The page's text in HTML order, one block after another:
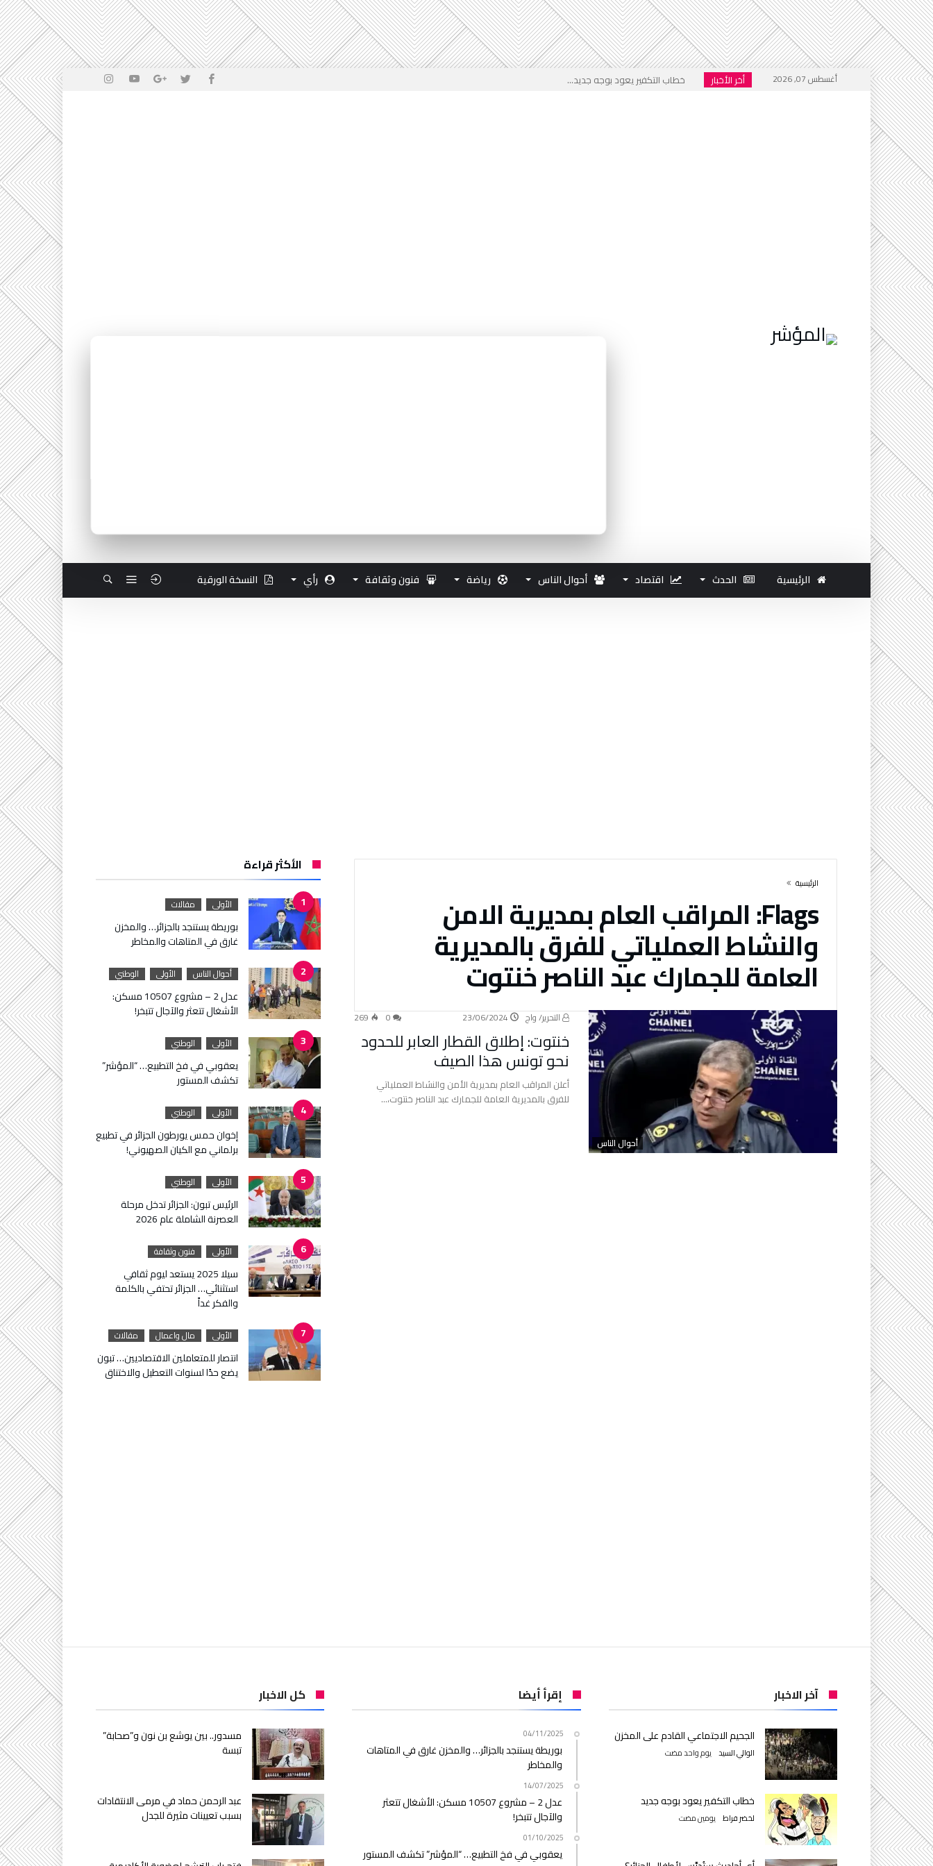
أغسطس 07, 2026 أخر الأخبار
خطاب التكفير يعود بوجه جديد...
الرئيسية الحدث اقتصاد أحوال الناس رياضة فنون وثقافة رأي النسخة الورقية
‫الرئيسية‬
Flags: المراقب العام بمديرية الامن
والنشاط العملياتي للفرق بالمديرية
العامة للجمارك عبد الناصر خنتوت
أحوال الناس
التحرير/ واج 23/06/2024
269
خنتوت: إطلاق القطار العابر للحدود
نحو تونس هذا الصيف
أعلن المراقب العام بمديرية الأمن والنشاط العملياتي
للفرق بالمديرية العامة للجمارك عبد الناصر خنتوت،…
الأكثر قراءة
الأولى مقالات
بوريطة يستنجد بالجزائر… والمخزن
غارق في المتاهات والمخاطر
أحوال الناس الأولى الوطني
عدل 2 – مشروع 10507 مسكن:
الأشغال تتعثر والآجال تتبخر!
الأولى الوطني
يعقوبي في فخ التطبيع… “المؤشر”
تكشف المستور
الأولى الوطني
إخوان حمس يورطون الجزائر في تطبيع
برلماني مع الكيان الصهيوني!
الأولى الوطني
الرئيس تبون: الجزائر تدخل مرحلة
العصرنة الشاملة عام 2026
الأولى فنون وثقافة
سيلا 2025 يستعد ليوم ثقافي
استثنائي… الجزائر تحتفي بالكلمة
والفكر غداً
الأولى مال واعمال مقالات
انتصار للمتعاملين الاقتصاديين… تبون
يضع حدًا لسنوات التعطيل والاختناق
آخر الاخبار
الجحيم الاجتماعي القادم على المخزن
الوالي السيد ‫‫‫‏‫يوم واحد مضت‬
خطاب التكفير يعود بوجه جديد
لخضر فراط ‫‫‫‏‫يومين مضت‬
إقرأ أيضا
04/11/2025
بوريطة يستنجد بالجزائر… والمخزن غارق في المتاهات
والمخاطر
14/07/2025
عدل 2 – مشروع 10507 مسكن: الأشغال تتعثر
والآجال تتبخر!
01/10/2025
يعقوبي في فخ التطبيع… “المؤشر” تكشف المستور
كل الاخبار
مسدور.. بين يوشع بن نون و”صحابة”
تبسة
عبد الرحمن حماد في مرمى الانتقادات
بسبب تعيينات مثيرة للجدل